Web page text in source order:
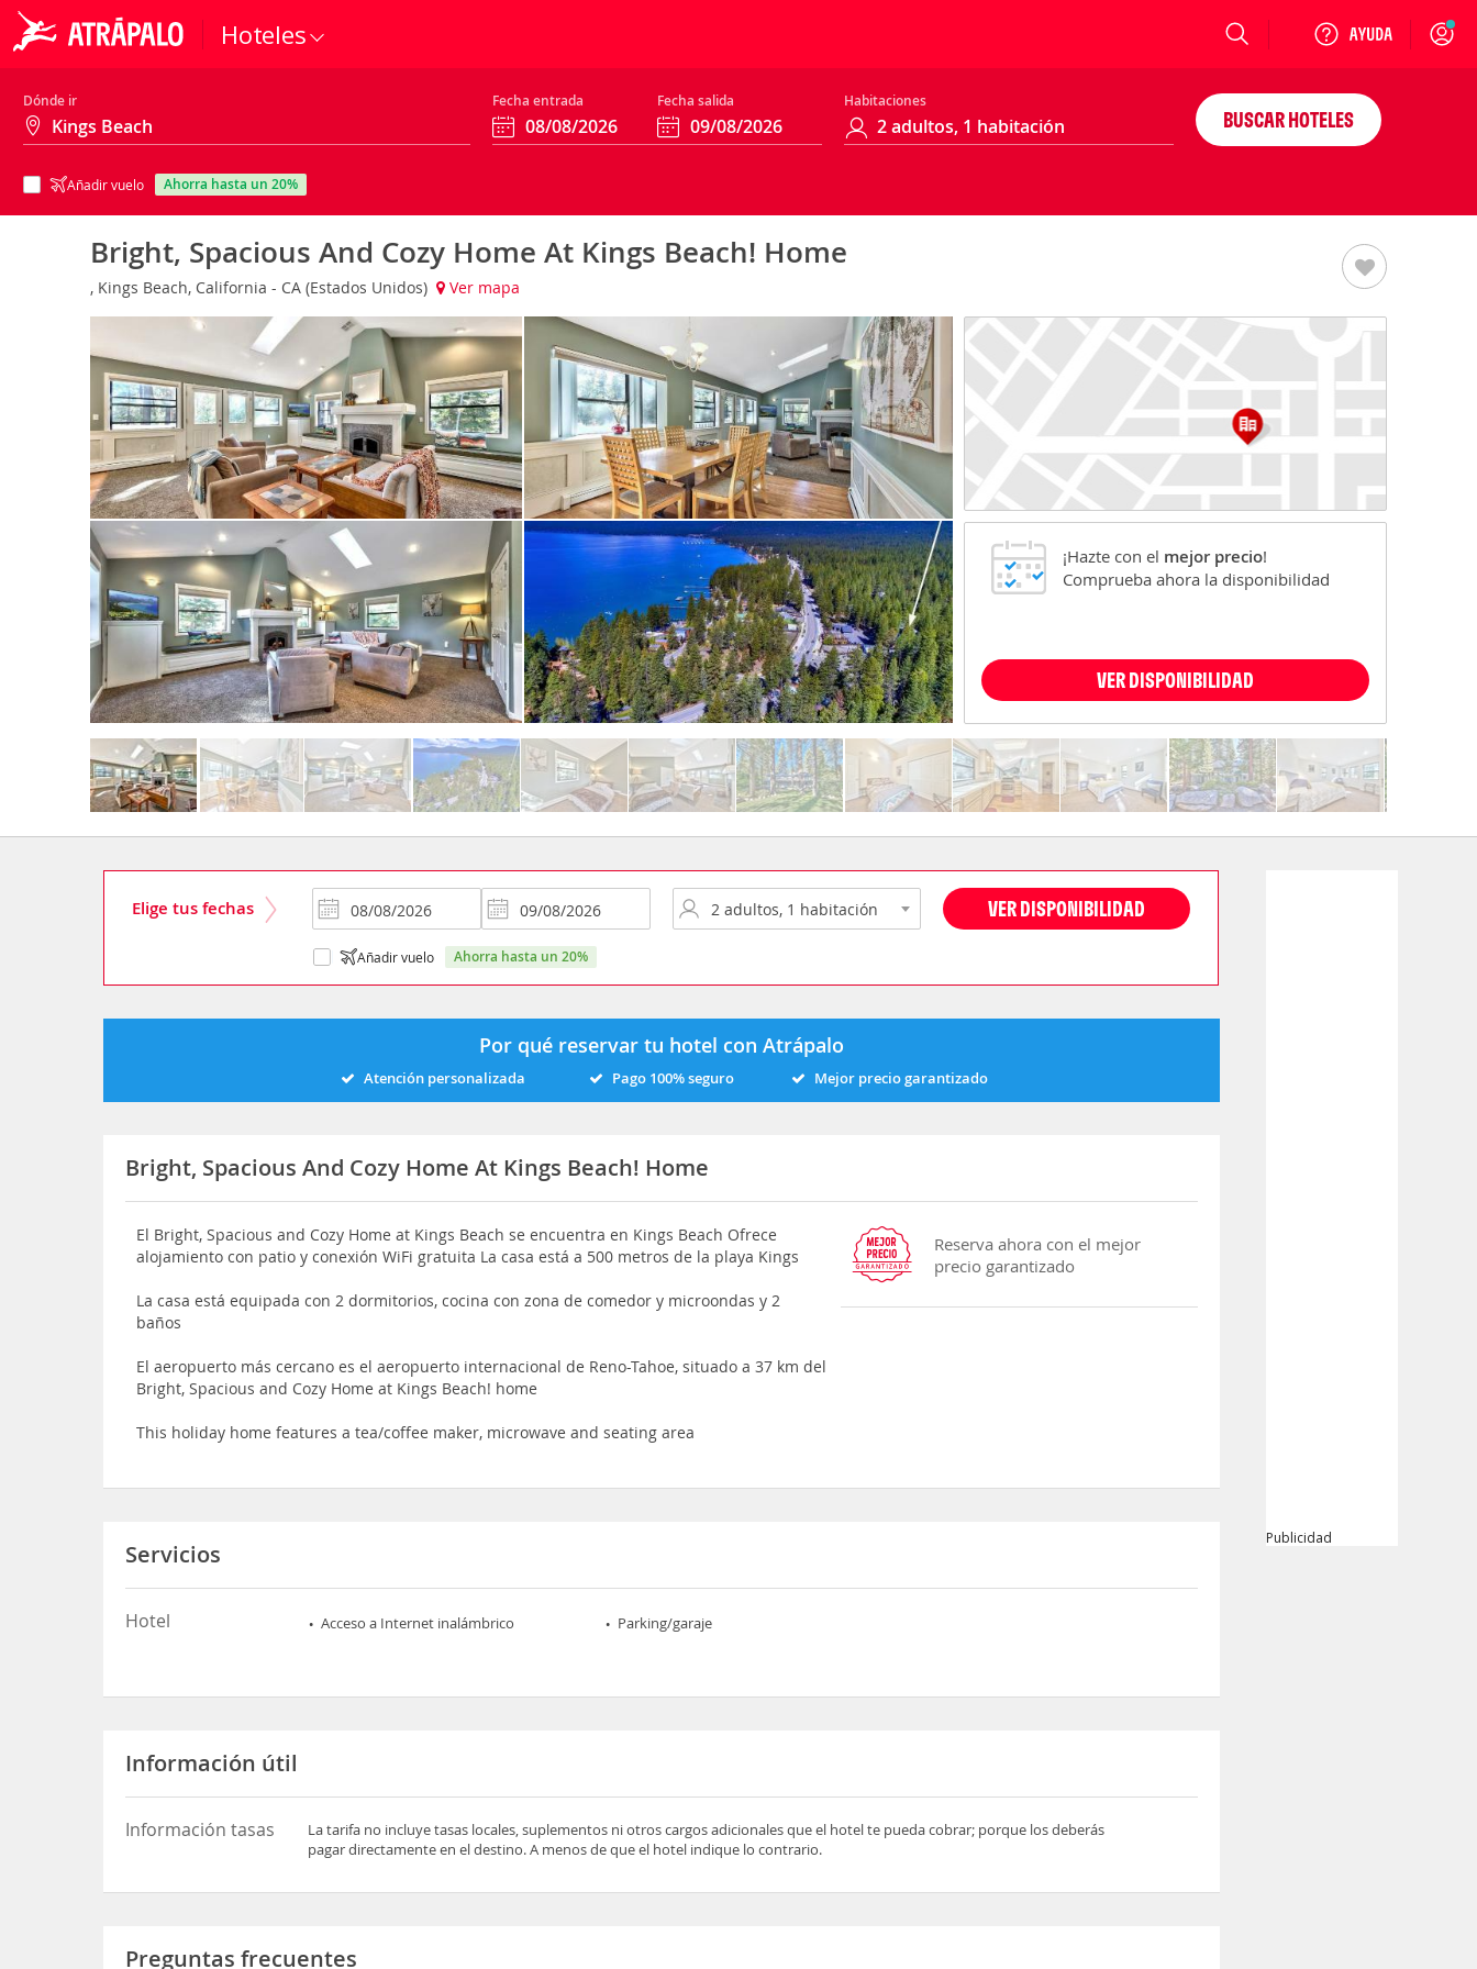
Hoteles Login
Dónde ir Fecha entrada Fecha salida Habitaciones
Añadir vuelo ahorra hasta un 20%
BUSCAR HOTELES
Bright, Spacious And Cozy Home At Kings Beach! Home
, Kings Beach, California - CA (Estados Unidos) Ver mapa
¡Hazte con el mejor precio!
Comprueba ahora la disponibilidad
VER DISPONIBILIDAD
Elige tus fechas VER DISPONIBILIDAD
Añadir vuelo ahorra hasta un 20%
Por qué reservar tu hotel con Atrápalo
Atención personalizada Pago 100% seguro Mejor precio garantizado
Bright, Spacious And Cozy Home At Kings Beach! Home
El Bright, Spacious and Cozy Home at Kings Beach se encuentra en Kings Beach Ofrece
alojamiento con patio y conexión WiFi gratuita La casa está a 500 metros de la playa Kings
La casa está equipada con 2 dormitorios, cocina con zona de comedor y microondas y 2
baños
El aeropuerto más cercano es el aeropuerto internacional de Reno-Tahoe, situado a 37 km del
Bright, Spacious and Cozy Home at Kings Beach! home
This holiday home features a tea/coffee maker, microwave and seating area
Reserva ahora con el mejor
precio garantizado
Servicios
Hotel Acceso a Internet inalámbrico Parking/garaje
Información útil
Información tasas
La tarifa no incluye tasas locales, suplementos ni otros cargos adicionales que el hotel te pueda cobrar; porque los deberás
pagar directamente en el destino. A menos de que el hotel indique lo contrario.
Preguntas frecuentes
Publicidad